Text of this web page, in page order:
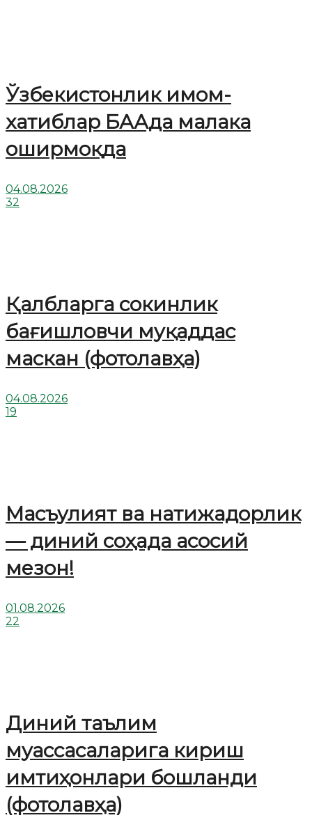
Ўзбекистонлик имом-
хатиблар БААда малака
оширмоқда
04.08.2026
32
Қалбларга сокинлик
бағишловчи муқаддас
маскан (фотолавҳа)
04.08.2026
19
Масъулият ва натижадорлик
— диний соҳада асосий
мезон!
01.08.2026
22
Диний таълим
муассасаларига кириш
имтиҳонлари бошланди
(фотолавҳа)